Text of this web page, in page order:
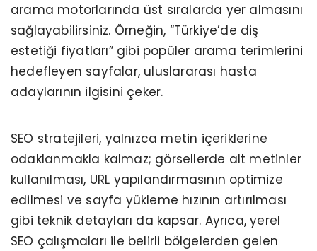
arama motorlarında üst sıralarda yer almasını
sağlayabilirsiniz. Örneğin, “Türkiye’de diş
estetiği fiyatları” gibi popüler arama terimlerini
hedefleyen sayfalar, uluslararası hasta
adaylarının ilgisini çeker.
SEO stratejileri, yalnızca metin içeriklerine
odaklanmakla kalmaz; görsellerde alt metinler
kullanılması, URL yapılandırmasının optimize
edilmesi ve sayfa yükleme hızının artırılması
gibi teknik detayları da kapsar. Ayrıca, yerel
SEO çalışmaları ile belirli bölgelerden gelen